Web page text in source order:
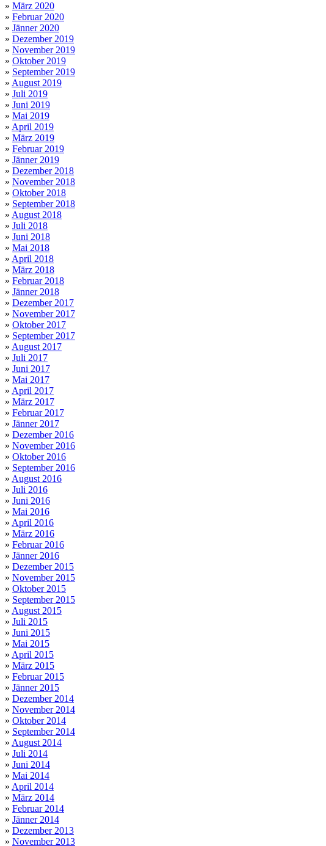
» März 2020
» Februar 2020
» Jänner 2020
» Dezember 2019
» November 2019
» Oktober 2019
» September 2019
» August 2019
» Juli 2019
» Juni 2019
» Mai 2019
» April 2019
» März 2019
» Februar 2019
» Jänner 2019
» Dezember 2018
» November 2018
» Oktober 2018
» September 2018
» August 2018
» Juli 2018
» Juni 2018
» Mai 2018
» April 2018
» März 2018
» Februar 2018
» Jänner 2018
» Dezember 2017
» November 2017
» Oktober 2017
» September 2017
» August 2017
» Juli 2017
» Juni 2017
» Mai 2017
» April 2017
» März 2017
» Februar 2017
» Jänner 2017
» Dezember 2016
» November 2016
» Oktober 2016
» September 2016
» August 2016
» Juli 2016
» Juni 2016
» Mai 2016
» April 2016
» März 2016
» Februar 2016
» Jänner 2016
» Dezember 2015
» November 2015
» Oktober 2015
» September 2015
» August 2015
» Juli 2015
» Juni 2015
» Mai 2015
» April 2015
» März 2015
» Februar 2015
» Jänner 2015
» Dezember 2014
» November 2014
» Oktober 2014
» September 2014
» August 2014
» Juli 2014
» Juni 2014
» Mai 2014
» April 2014
» März 2014
» Februar 2014
» Jänner 2014
» Dezember 2013
» November 2013